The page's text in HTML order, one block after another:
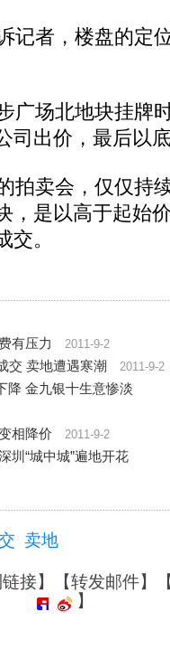
记者，楼盘的定
广场北地块挂牌
司出价，最后以
卖会，仅仅持
，是以高于起始
。
有压力
2011-9-2
交 卖地遭遇寒潮 2011-9-2
降 金九银十生意惨淡
相降价 2011-9-2
圳“城中城”遍地开花
卖地
接】【转发邮件】
】